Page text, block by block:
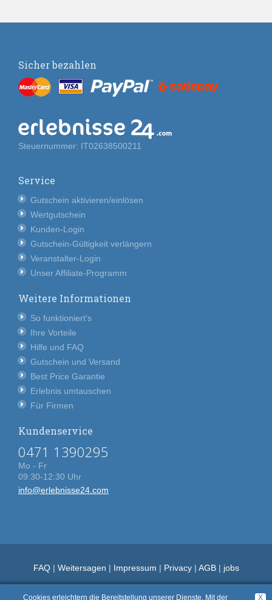
Sicher bezahlen
Steuernummer: IT02638500211
Service
Gutschein aktivieren/einlösen
Wertgutschein
Kunden-Login
Gutschein-Gültigkeit verlängern
Veranstalter-Login
Unser Affiliate-Programm
Weitere Informationen
So funktioniert's
Ihre Vorteile
Hilfe und FAQ
Gutschein und Versand
Best Price Garantie
Erlebnis umtauschen
Für Firmen
Kundenservice
0471 1390295
Mo - Fr
09:30-12:30 Uhr
info@erlebnisse24.com
FAQ| Weitersagen | Impressum | Privacy| AGB| jobs
X
Cookies erleichtern die Bereitstellung unserer Dienste. Mit der